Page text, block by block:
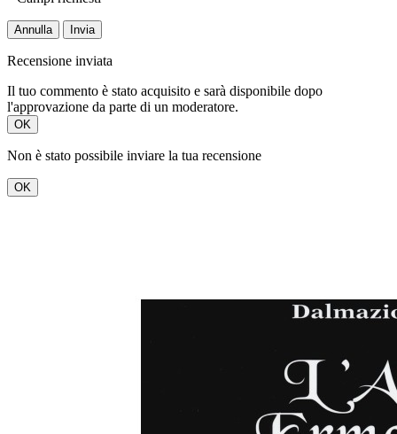
Annulla Invia
Recensione inviata
Il tuo commento è stato acquisito e sarà disponibile dopo
l'approvazione da parte di un moderatore.
OK
Non è stato possibile inviare la tua recensione
OK